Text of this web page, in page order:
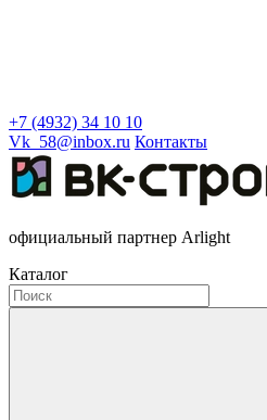
+7 (4932) 34 10 10
Vk_58@inbox.ru Контакты
официальный партнер Arlight
Каталог